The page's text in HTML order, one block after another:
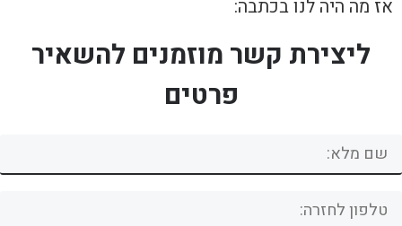
אז מה היה לנו בכתבה:
ליצירת קשר מוזמנים להשאיר
פרטים